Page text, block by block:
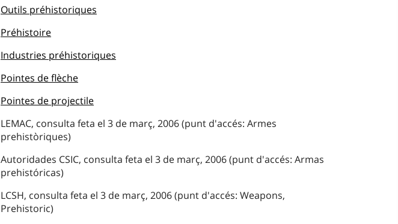
Outils préhistoriques
Préhistoire
Industries préhistoriques
Pointes de flèche
Pointes de projectile
LEMAC, consulta feta el 3 de març, 2006 (punt d'accés: Armes
prehistòriques)
Autoridades CSIC, consulta feta el 3 de març, 2006 (punt d'accés: Armas
prehistóricas)
LCSH, consulta feta el 3 de març, 2006 (punt d'accés: Weapons,
Prehistoric)